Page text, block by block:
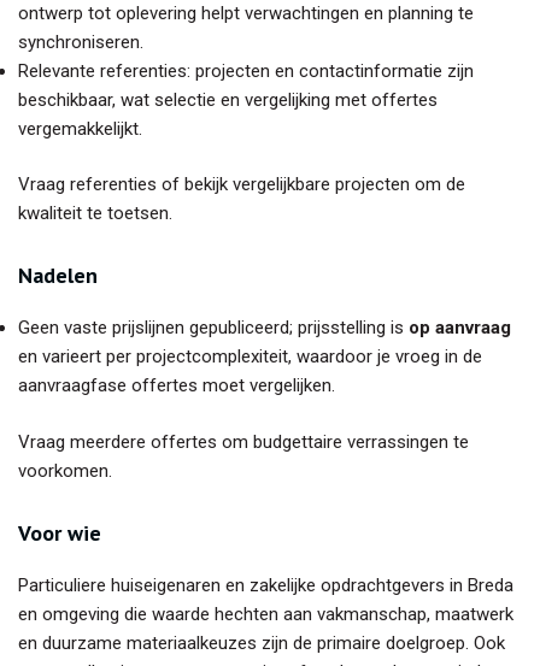
ontwerp tot oplevering helpt verwachtingen en planning te
synchroniseren.
Relevante referenties: projecten en contactinformatie zijn
beschikbaar, wat selectie en vergelijking met offertes
vergemakkelijkt.
Vraag referenties of bekijk vergelijkbare projecten om de
kwaliteit te toetsen.
Nadelen
Geen vaste prijslijnen gepubliceerd; prijsstelling is op aanvraag
en varieert per projectcomplexiteit, waardoor je vroeg in de
aanvraagfase offertes moet vergelijken.
Vraag meerdere offertes om budgettaire verrassingen te
voorkomen.
Voor wie
Particuliere huiseigenaren en zakelijke opdrachtgevers in Breda
en omgeving die waarde hechten aan vakmanschap, maatwerk
en duurzame materiaalkeuzes zijn de primaire doelgroep. Ook